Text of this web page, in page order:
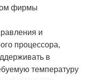
фирмы
и
процессора,
в
температуру